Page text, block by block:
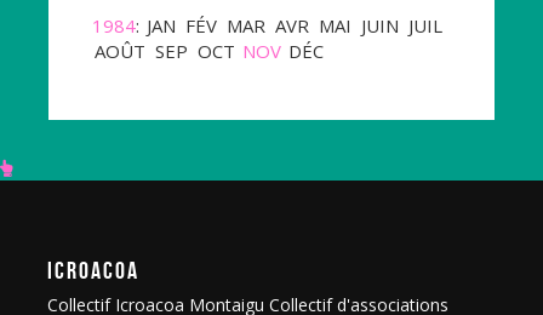
1984: JAN FÉV MAR AVR MAI JUIN JUIL
AOÛT SEP OCT NOV DÉC
ICROACOA
Collectif Icroacoa Montaigu Collectif d'associations